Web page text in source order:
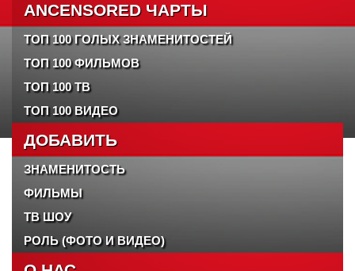
ANCENSORED ЧАРТЫ
ТОП 100 ГОЛЫХ ЗНАМЕНИТОСТЕЙ
ТОП 100 ФИЛЬМОВ
ТОП 100 ТВ
ТОП 100 ВИДЕО
ДОБАВИТЬ
ЗНАМЕНИТОСТЬ
ФИЛЬМЫ
ТВ ШОУ
РОЛЬ (ФОТО И ВИДЕО)